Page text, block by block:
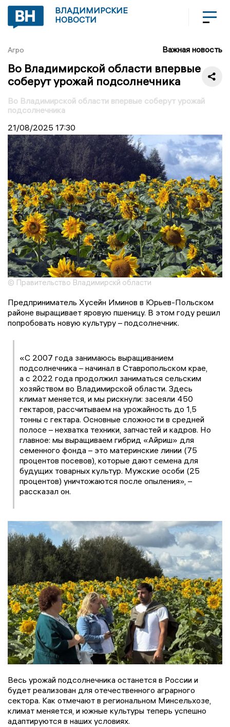
ВЛАДИМИРСКИЕ
НОВОСТИ
Агро Важная новость
Во Владимирской области впервые
соберут урожай подсолнечника
Во Владимирской области впервые соберут урожай
подсолнечника
21/08/2025 17:30
© Правительство Владимирскй области
Предприниматель Хусейн Иминов в Юрьев-Польском
районе выращивает яровую пшеницу. В этом году решил
попробовать новую культуру – подсолнечник.
«С 2007 года занимаюсь выращиванием
подсолнечника – начинал в Ставропольском крае,
а с 2022 года продолжил заниматься сельским
хозяйством во Владимирской области. Здесь
климат меняется, и мы рискнули: засеяли 450
гектаров, рассчитываем на урожайность до 1,5
тонны с гектара. Основные сложности в средней
полосе – нехватка техники, запчастей и кадров. Но
главное: мы выращиваем гибрид «Айриш» для
семенного фонда – это материнские линии (75
процентов посевов), которые дают семена для
будущих товарных культур. Мужские особи (25
процентов) уничтожаются после опыления», –
рассказал он.
Весь урожай подсолнечника останется в России и
будет реализован для отечественного аграрного
сектора. Как отмечают в региональном Минсельхозе,
климат меняется, и южные культуры теперь успешно
адаптируются в наших условиях.